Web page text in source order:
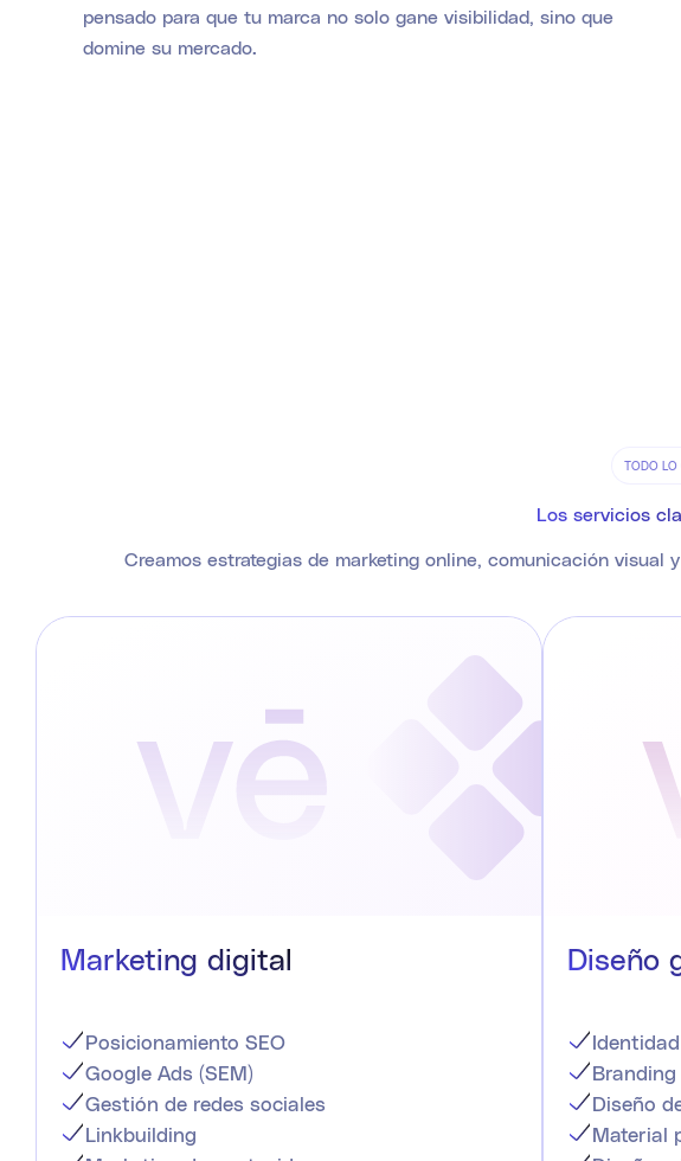
pensado para que tu marca no solo gane visibilidad, sino que
domine su mercado.
TODO LO
Los servicios
Creamos estrategias de marketing online, comunicación
Marketing digital
Posicionamiento SEO
Google Ads (SEM)
Gestión de redes sociales
Linkbuilding
Diseño
Diseño
Material